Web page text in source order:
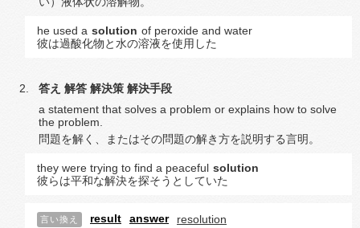
he used a solution of peroxide and water
彼は過酸化物と水の溶液を使用した
答え 解答 解決策 解決手段
a statement that solves a problem or explains how to solve
the problem.
問題を解く、またはその問題の解き方を説明する言明。
they were trying to find a peaceful solution
彼らは平和な解決を探そうとしていた
言い換え result answer
resolution